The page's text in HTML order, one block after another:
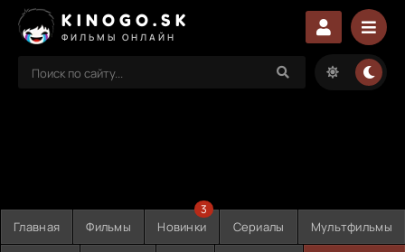
KINOGO.SK
ФИЛЬМЫ ОНЛАЙН
Главная Фильмы Новинки
3
Сериалы Мультфильмы